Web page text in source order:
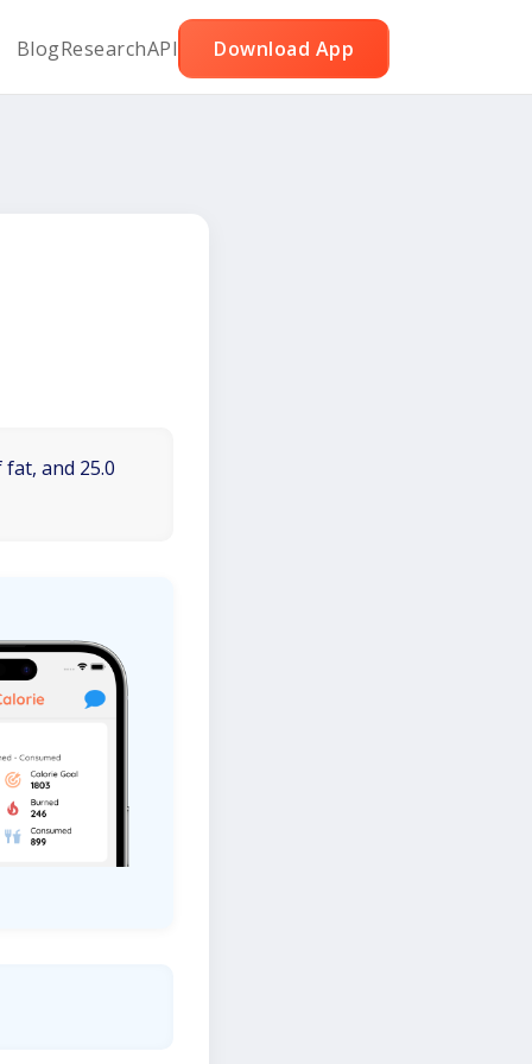
BlogResearchAPI Download App
and 25.0